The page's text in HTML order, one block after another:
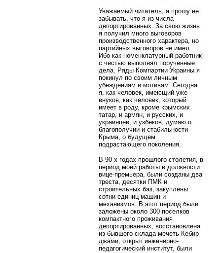
Уважаемый читатель, я прошу не
забывать, что я из числа
депортированных. За свою жизнь
я получил много выговоров
производственного характера, но
партийных выговоров не имел.
Ибо как номенклатурный работник
с честью выполнял порученные
дела. Ряды Компартии Украины я
покинул по своим личным
убеждениям и мотивам. Сегодня
я, как человек, имеющий уже
внуков, как человек, который
имеет в роду, кроме крымских
татар, и армян, и русских, и
украинцев, и узбеков, думаю о
благополучии и стабильности
Крыма, о будущем
подрастающего поколения.
В 90-х годах прошлого столетия, в
период моей работы в должности
вице-премьера, были созданы два
треста, десятки ПМК и
строительных баз, закуплены
сотни единиц машин и
механизмов. В этот период были
заложены около 300 поселков
компактного проживания
депортированных, восстановлена
из бывшего склада мечеть Кебир-
джами, открыт инженерно-
педагогический институт, были